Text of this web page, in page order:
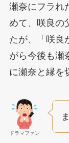
瀬奈にフラれ
めて、咲良の
たが、「咲良
がら今後も瀬
に瀬奈と縁を
ドラマファン